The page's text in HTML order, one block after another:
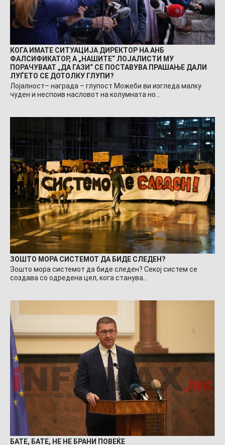
КОГА ИМАТЕ СИТУАЦИЈА ДИРЕКТОР НА АНБ
ФАЛСИФИКАТОР, А „НАШИТЕ“ ЛОЈАЛИСТИ МУ
ПОРАЧУВААТ „ДА ГАЗИ“ СЕ ПОСТАВУВА ПРАШАЊЕ ДАЛИ
ЛУЃЕТО СЕ ДОТОЛКУ ГЛУПИ?
Лојалност– награда – глупост Можеби ви изгледа малку
чуден и неспоив насловот на колумната но…
ЗОШТО МОРА СИСТЕМОТ ДА БИДЕ СЛЕДЕН?
Зошто мора системот да биде следен? Секој систем се
создава со одредена цел, кога станува…
БАТЕ, БАТЕ, НЕ НЕ БРАНИ ПОВЕЌЕ